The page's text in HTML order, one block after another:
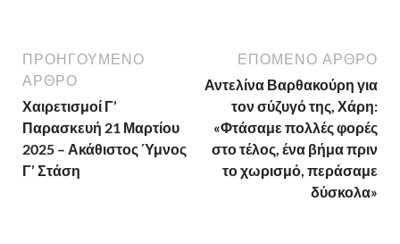
ΠΡΟΗΓΟΎΜΕΝΟ
ΆΡΘΡΟ
Χαιρετισμοί Γ’
Παρασκευή 21 Μαρτίου
2025 – Ακάθιστος Ύμνος
Γ’ Στάση
ΕΠΌΜΕΝΟ ΆΡΘΡΟ
Αντελίνα Βαρθακούρη για
τον σύζυγό της, Χάρη:
«Φτάσαμε πολλές φορές
στο τέλος, ένα βήμα πριν
το χωρισμό, περάσαμε
δύσκολα»